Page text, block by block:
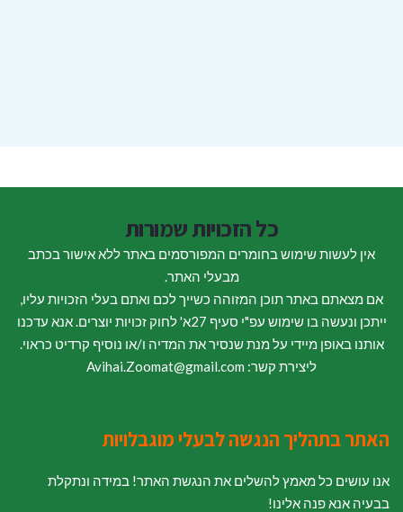
כל הזכויות שמורות
אין לעשות שימוש בחומרים המפורסמים באתר ללא אישור בכתב
מבעלי האתר.
אם מצאתם באתר תוכן המזוהה כשייך לכם ואתם בעלי הזכויות עליו,
ייתכן ונעשה בו שימוש עפ"י סעיף 27א' לחוק זכויות יוצרים. אנא עדכנו
אותנו באופן מיידי על מנת שנסיר את המדיה ו/או נוסיף קרדיט כראוי.
ליצירת קשר: Avihai.Zoomat@gmail.com
האתר בתהליך הנגשה לבעלי מוגבלויות
אנו עושים כל מאמץ להשלים את הנגשת האתר! במידה ונתקלת
בבעיה אנא פנה אלינו!